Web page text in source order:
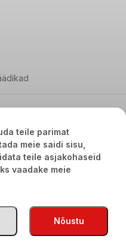
2020
teile parimat
meie saidi sisu,
teile asjakohaseid
vaadake meie
Nõustu